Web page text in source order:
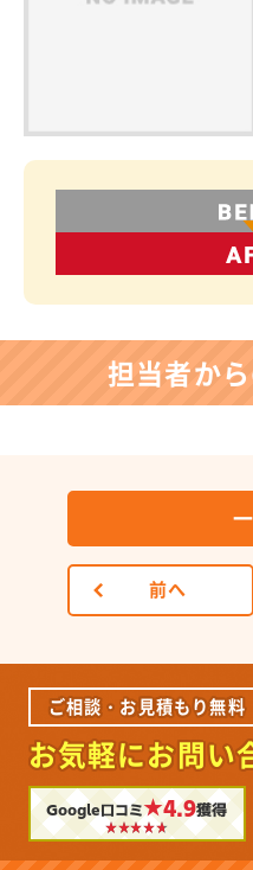
担当者か
前へ
ご相談・お見積もり無料
お気軽にお問い
Google口コミ★4.9獲得